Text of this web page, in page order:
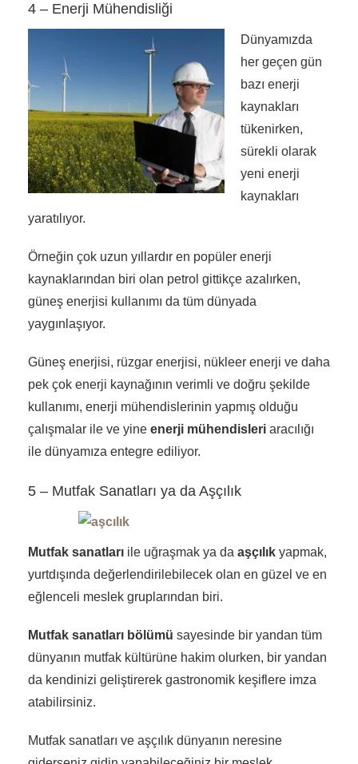
4 – Enerji Mühendisliği
Dünyamızda
her geçen gün
bazı enerji
kaynakları
tükenirken,
sürekli olarak
yeni enerji
kaynakları
yaratılıyor.
Örneğin çok uzun yıllardır en popüler enerji
kaynaklarından biri olan petrol gittikçe azalırken,
güneş enerjisi kullanımı da tüm dünyada
yaygınlaşıyor.
Güneş enerjisi, rüzgar enerjisi, nükleer enerji ve daha
pek çok enerji kaynağının verimli ve doğru şekilde
kullanımı, enerji mühendislerinin yapmış olduğu
çalışmalar ile ve yine enerji mühendisleri aracılığı
ile dünyamıza entegre ediliyor.
5 – Mutfak Sanatları ya da Aşçılık
Mutfak sanatları ile uğraşmak ya da aşçılık yapmak,
yurtdışında değerlendirilebilecek olan en güzel ve en
eğlenceli meslek gruplarından biri.
Mutfak sanatları bölümü sayesinde bir yandan tüm
dünyanın mutfak kültürüne hakim olurken, bir yandan
da kendinizi geliştirerek gastronomik keşiflere imza
atabilirsiniz.
Mutfak sanatları ve aşçılık dünyanın neresine